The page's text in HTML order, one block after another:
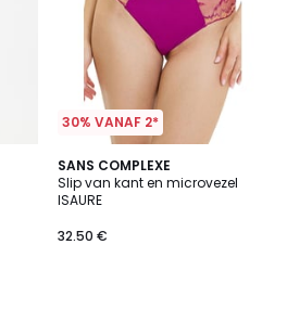
30% VANAF 2*
SANS COMPLEXE
Slip van kant en microvezel
ISAURE
32.50 €